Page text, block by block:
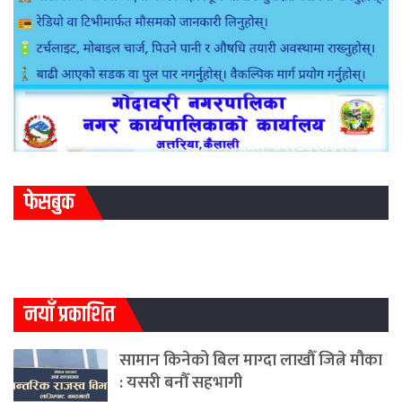
फेसबुक
नयाँ प्रकाशित
सामान किनेको बिल माग्दा लाखौँ जित्ने मौका
: यसरी बनौँ सहभागी